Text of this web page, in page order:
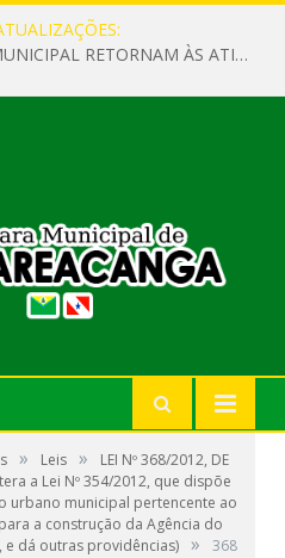
SERVIDORES DA CÂMARA MUNICIPAL RETORNAM ÀS ATIVIDADES APÓS O RECESSO PARLAMENTAR
» Leis »
LEI Nº 368/2012, DE
a Lei Nº 354/2012, que dispõe
urbano municipal pertencente ao
a construção da Agência do
e dá outras providências) » 368